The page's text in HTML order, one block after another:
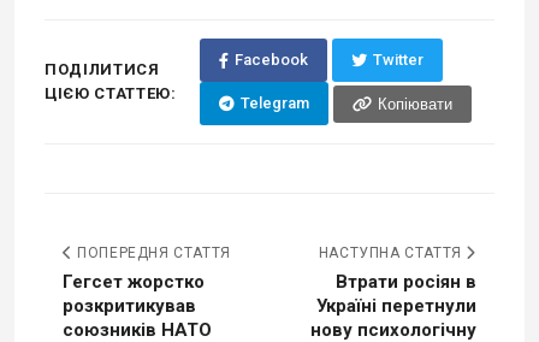
ПОДІЛИТИСЯ
ЦІЄЮ СТАТТЕЮ:
Facebook Twitter
Telegram Копіювати
ПОПЕРЕДНЯ СТАТТЯ
Гегсет жорстко
розкритикував
союзників НАТО
НАСТУПНА СТАТТЯ
Втрати росіян в
Україні перетнули
нову психологічну